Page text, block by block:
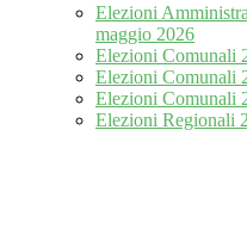
Elezioni
maggio 2026
Elezioni Comunali
Elezioni Comunali
Elezioni Comunali
Elezioni Regionali